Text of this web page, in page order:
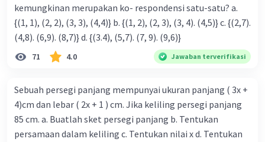
kemungkinan merupakan ko- respondensi satu-satu? a.
{(1, 1), (2, 2), (3, 3), (4,4)} b. {(1, 2), (2, 3), (3, 4). (4,5)} c. {(2,7).
(4,8). (6,9). (8,7)} d. {(3.4), (5,7). (7, 9). (9,6)}
71 4.0 Jawaban terverifikasi
Sebuah persegi panjang mempunyai ukuran panjang ( 3x +
4)cm dan lebar ( 2x + 1 ) cm. Jika keliling persegi panjang
85 cm. a. Buatlah sket persegi panjang b. Tentukan
persamaan dalam keliling c. Tentukan nilai x d. Tentukan